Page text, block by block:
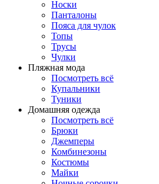
Носки
Панталоны
Поясa для чулок
Топы
Трусы
Чулки
Пляжная мода
Посмотреть всё
Купальники
Туники
Домашняя одежда
Посмотреть всё
Брюки
Джемперы
Комбинезоны
Костюмы
Майки